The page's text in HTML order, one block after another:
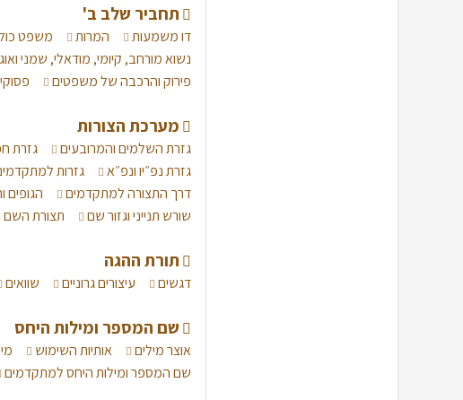
תחביר שלב ב'
דו משמעות המרות משפט
נשוא מורחב, קיומי, מודאלי, שמני
פירוק והרכבה של משפטים
מערכת הצורות
גזרת השלמים והמרובעים גזרת
גזרת נפ״יו ונפ״א
גזרות
דרך התצורה למתקדמים
הגופים
שורש תנייני וגזור שם
תצורת השם
תורת ההגה
דגשים עיצורים גרוניים שוואים
שם המספר ומילות היחס
אוצר מילים אותיות השימוש
שם המספר ומילות היחס למתקדמים